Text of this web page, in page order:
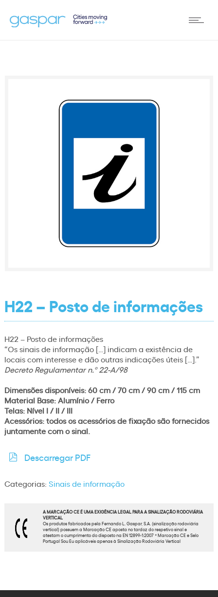
H22 – Posto de informações
H22 – Posto de informações
“Os sinais de informação […] indicam a existência de
locais com interesse e dão outras indicações úteis […].”
Decreto Regulamentar n.º 22-A/98
Dimensões disponíveis: 60 cm / 70 cm / 90 cm / 115 cm
Material Base: Alumínio / Ferro
Telas: Nível I / II / III
Acessórios: todos os acessórios de fixação são fornecidos
juntamente com o sinal.
Descarregar PDF
Categorias: Sinais de informação
A MARCAÇÃO CE É UMA EXIGÊNCIA LEGAL PARA A SINALIZAÇÃO RODOVIÁRIA
VERTICAL
Os produtos fabricados pela Fernando L. Gaspar, S.A. (sinalização rodoviária
vertical) possuem a Marcação CE aposta no tardoz do respetivo sinal e
atestam o cumprimento do disposto na EN 12899-1:2007 * Marcação CE e Selo
Portugal Sou Eu aplicáveis apenas à Sinalização Rodoviária Vertical